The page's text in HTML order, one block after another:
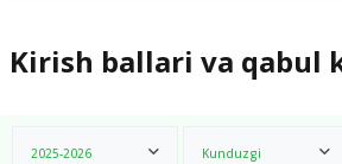
Kirish ballari va qabul
2025-2026 Kunduzgi